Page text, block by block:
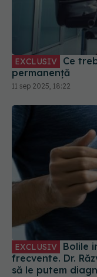
EXCLUSIV
permanență
11 sep 2025, 18:22
EXCLUSIV
frecvente. Dr.
să le putem